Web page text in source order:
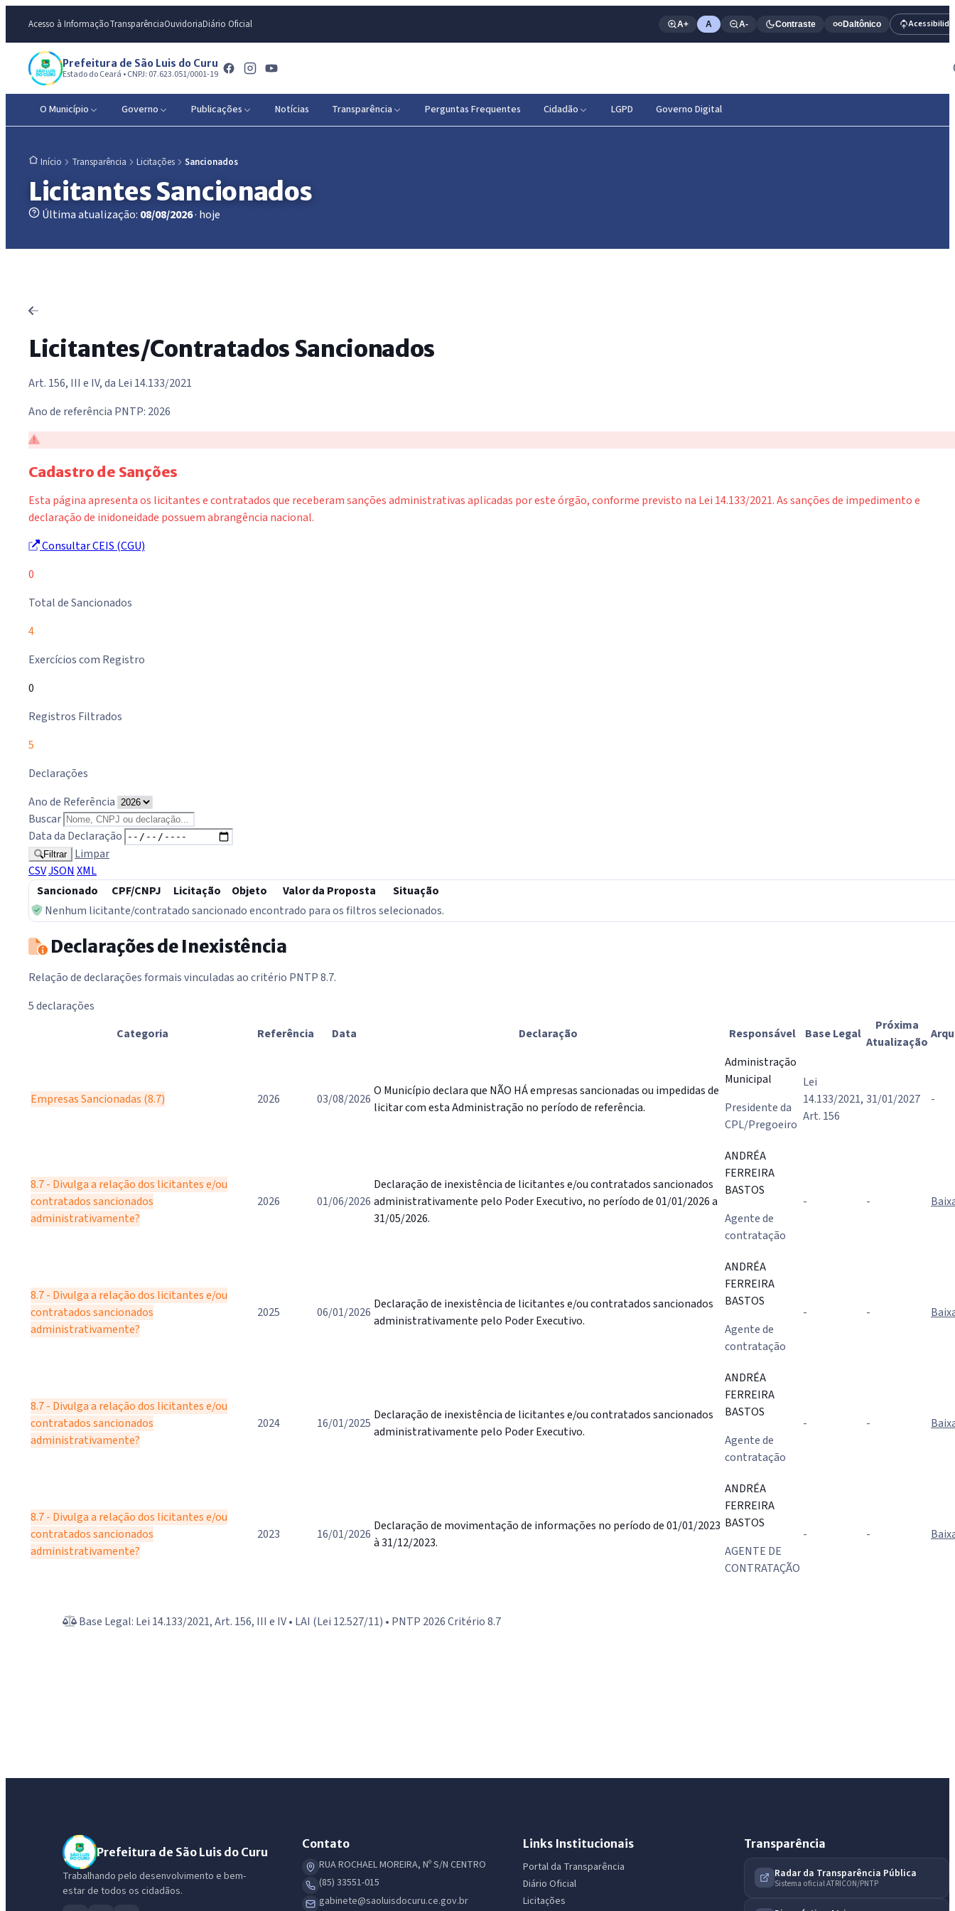
Acesso à InformaçãoTransparênciaOuvidoriaDiário Oficial A+ A A- Contraste Daltônico
Prefeitura de São Luis do Curu
Estado do Ceará • CNPJ: 07.623.051/0001-19
O Município Governo Publicações Notícias Transparência Perguntas Frequentes Cidadão LGPD Governo Digital
Início Transparência Licitações Sancionados
Licitantes Sancionados
Última atualização: 08/08/2026· hoje
Licitantes/Contratados Sancionados
Art. 156, III e IV, da Lei 14.133/2021
Ano de referência PNTP: 2026
Cadastro de Sanções
Esta página apresenta os licitantes e contratados que receberam sanções administrativas aplicadas por este órgão, conforme previsto na Lei 14.133/2021. As sanções de impedimento e
declaração de inidoneidade possuem abrangência nacional.
Consultar CEIS (CGU)
0
Total de Sancionados
4
Exercícios com Registro
0
Registros Filtrados
5
Declarações
Ano de Referência
Buscar
Data da Declaração
Filtrar
Limpar
CSVJSON XML
Sancionado
CPF/CNPJ Licitação Objeto Valor da Proposta
Situação
Nenhum licitante/contratado sancionado encontrado para os filtros selecionados.
Declarações de Inexistência
Relação de declarações formais vinculadas ao critério PNTP 8.7.
5 declarações
Categoria
Referência Data Declaração Responsável Base Legal
Próxima
Atualização
Empresas Sancionadas (8.7) 2026 03/08/2026
O Município declara que NÃO HÁ empresas sancionadas ou impedidas de
licitar com esta Administração no período de referência.
Administração
Municipal
Presidente da
CPL/Pregoeiro
Lei
14.133/2021,
Art. 156
31/01/2027 -
8.7 - Divulga a relação dos licitantes e/ou
contratados sancionados
administrativamente?
2026 01/06/2026
Declaração de inexistência de licitantes e/ou contratados sancionados
administrativamente pelo Poder Executivo, no período de 01/01/2026 a
31/05/2026.
ANDRÉA
FERREIRA
BASTOS
Agente de
contratação
- -
8.7 - Divulga a relação dos licitantes e/ou
contratados sancionados
administrativamente?
2025 06/01/2026
Declaração de inexistência de licitantes e/ou contratados sancionados
administrativamente pelo Poder Executivo.
ANDRÉA
FERREIRA
BASTOS
Agente de
contratação
- -
8.7 - Divulga a relação dos licitantes e/ou
contratados sancionados
administrativamente?
2024 16/01/2025
Declaração de inexistência de licitantes e/ou contratados sancionados
administrativamente pelo Poder Executivo.
ANDRÉA
FERREIRA
BASTOS
Agente de
contratação
- -
8.7 - Divulga a relação dos licitantes e/ou
contratados sancionados
administrativamente?
2023 16/01/2026
Declaração de movimentação de informações no período de 01/01/2023
à 31/12/2023.
ANDRÉA
FERREIRA
BASTOS
AGENTE DE
CONTRATAÇÃO
- -
Base Legal: Lei 14.133/2021, Art. 156, III e IV • LAI (Lei 12.527/11) • PNTP 2026 Critério 8.7
Prefeitura de São Luis do Curu
Trabalhando pelo desenvolvimento e bem-
estar de todos os cidadãos.
Contato
RUA ROCHAEL MOREIRA, Nº S/N CENTRO
(85) 33551-015
gabinete@saoluisdocuru.ce.gov.br
Links Institucionais
Portal da Transparência
Diário Oficial
Licitações
Transparência
Radar da Transparência Pública
Sistema oficial ATRICON/PNTP